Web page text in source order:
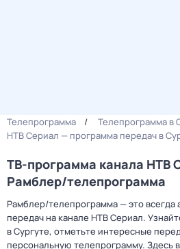
Телепрограмма
Телепрограмма в
НТВ Сериал — программа передач в
ТВ-программа канала НТВ
Рамблер/телепрограмма
Рамблер/телепрограмма — это всегда
передач на канале НТВ Сериал.
в Сургуте, отметьте интересные
персональную телепрограмму. Здесь